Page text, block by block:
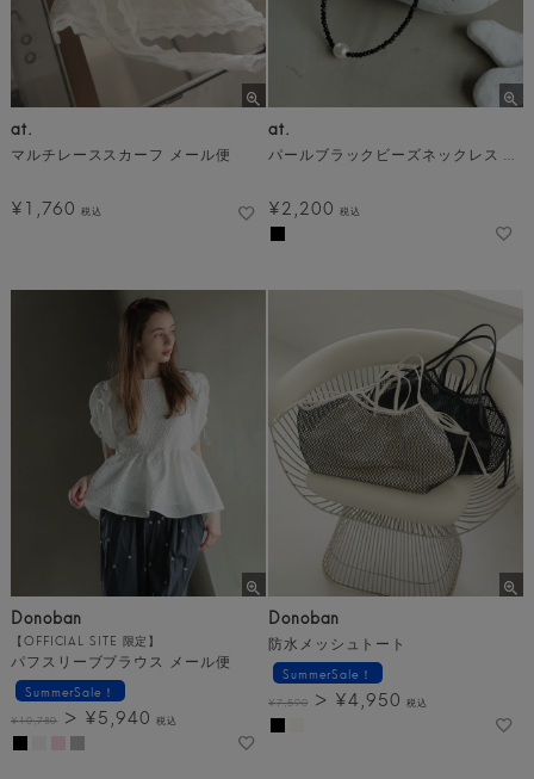
at.
マルチレーススカーフ メール便
¥1,760 税込
at.
パールブラックビーズネックレス メール便
¥2,200 税込
Donoban
【OFFICIAL SITE 限定】
パフスリーブブラウス メール便
SummerSale！
¥10,780 ¥5,940 税込
Donoban
防水メッシュトート
SummerSale！
¥7,590 ¥4,950 税込